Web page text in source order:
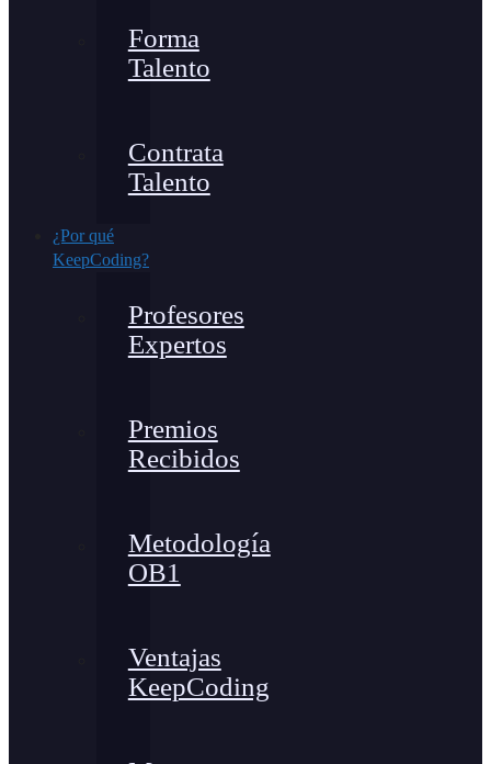
Forma
Talento
Contrata
Talento
¿Por qué
KeepCoding?
Profesores
Expertos
Premios
Recibidos
Metodología
OB1
Ventajas
KeepCoding